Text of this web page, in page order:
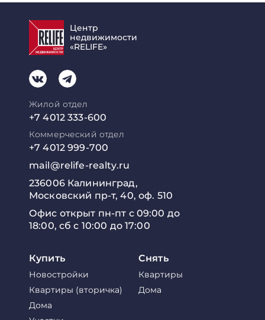
Центр
недвижимости
«RELIFE»
Жилой отдел
+7 4012 333-600
Коммерческий отдел
+7 4012 999-700
mail@relife-realty.ru
236006 Калининград,
Московский пр-т, 40, оф. 510
Офис открыт пн-пт с 09:00 до
18:00, сб с 10:00 до 17:00
Купить
Новостройки
Квартиры (вторичка)
Дома
Снять
Квартиры
Дома